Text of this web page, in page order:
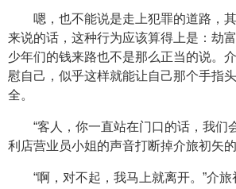
嗯，也不能说是走上犯罪的道路，
来说的话，这种行为应该算得上是：劫
少年们的钱来路也不是那么正当的说。
慰自己，似乎这样就能让自己那个手指
全。
“客人，你一直站在门口的话，我
利店营业员小姐的声音打断掉介旅初矢的
“啊，对不起，我马上就离开。”介